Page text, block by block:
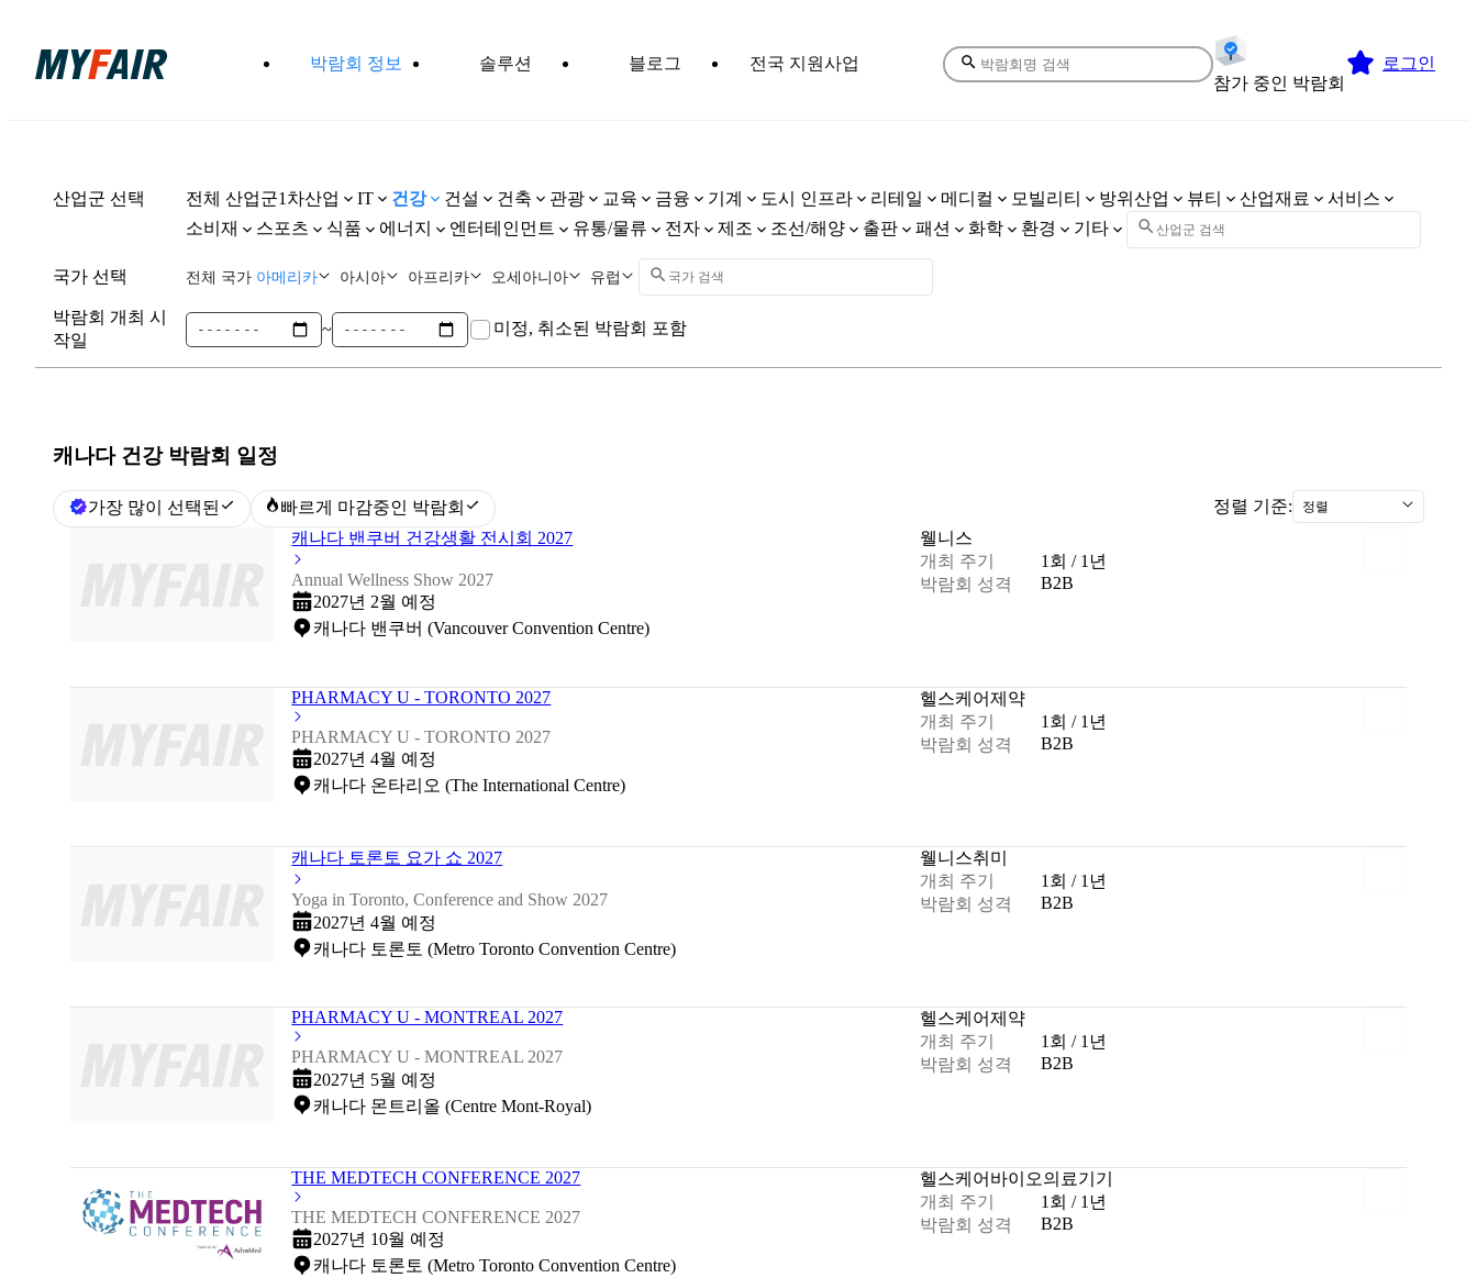
박람회 정보 솔루션 블로그
전국 지원사업
참가 중인 박람회
로그인
산업군 선택 전체 산업군1차산업 IT 건강 건설 건축 관광 교육 금융 기계 도시 인프라 리테일 메디컬 모빌리티 방위산업 뷰티 산업재료
서비스
소비재
스포츠 식품 에너지 엔터테인먼트 유통/물류 전자 제조 조선/해양 출판 패션 화학 환경 기타
국가 선택 전체 국가 아메리카 아시아 아프리카 오세아니아 유럽
박람회 개최 시
작일
~ 미정, 취소된 박람회 포함
캐나다 건강박람회 일정
가장 많이 선택된 빠르게 마감중인 박람회 정렬 기준: 정렬
캐나다 밴쿠버 건강생활 전시회 2027
Annual Wellness Show 2027
2027년 2월 예정
캐나다 밴쿠버 (Vancouver Convention Centre)
웰니스
개최 주기
1회 / 1년
박람회 성격
B2B
PHARMACY U - TORONTO 2027
PHARMACY U - TORONTO 2027
2027년 4월 예정
캐나다 온타리오 (The International Centre)
헬스케어제약
개최 주기
1회 / 1년
박람회 성격
B2B
캐나다 토론토 요가 쇼 2027
Yoga in Toronto, Conference and Show 2027
2027년 4월 예정
캐나다 토론토 (Metro Toronto Convention Centre)
웰니스취미
개최 주기
1회 / 1년
박람회 성격
B2B
PHARMACY U - MONTREAL 2027
PHARMACY U - MONTREAL 2027
2027년 5월 예정
캐나다 몬트리올 (Centre Mont-Royal)
헬스케어제약
개최 주기
1회 / 1년
박람회 성격
B2B
THE MEDTECH CONFERENCE 2027
THE MEDTECH CONFERENCE 2027
2027년 10월 예정
캐나다 토론토 (Metro Toronto Convention Centre)
헬스케어 바이오의료기기
개최 주기
1회 / 1년
박람회 성격
B2B